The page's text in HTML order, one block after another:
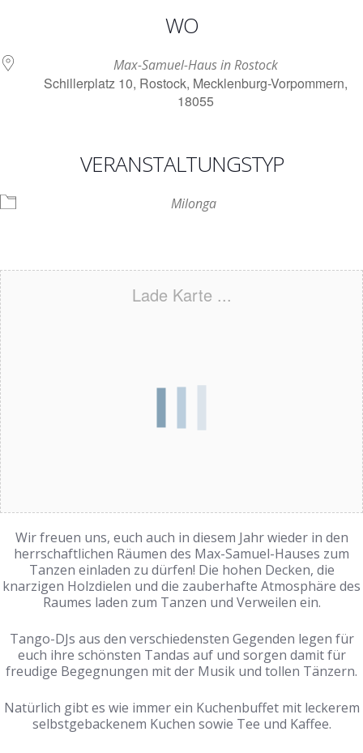
WO
Max-Samuel-Haus in Rostock
Schillerplatz 10, Rostock, Mecklenburg-Vorpommern,
18055
VERANSTALTUNGSTYP
Milonga
Lade Karte ...
Wir freuen uns, euch auch in diesem Jahr wieder in den
herrschaftlichen Räumen des Max-Samuel-Hauses zum
Tanzen einladen zu dürfen! Die hohen Decken, die
knarzigen Holzdielen und die zauberhafte Atmosphäre des
Raumes laden zum Tanzen und Verweilen ein.
Tango-DJs aus den verschiedensten Gegenden legen für
euch ihre schönsten Tandas auf und sorgen damit für
freudige Begegnungen mit der Musik und tollen Tänzern.
Natürlich gibt es wie immer ein Kuchenbuffet mit leckerem
selbstgebackenem Kuchen sowie Tee und Kaffee.